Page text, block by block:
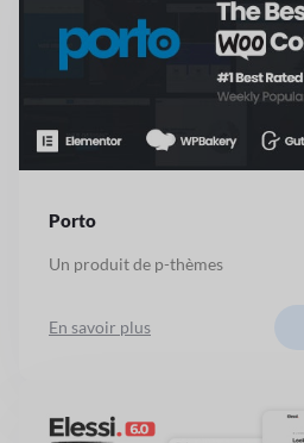
Porto
Un produit de p-thèmes
En savoir plus